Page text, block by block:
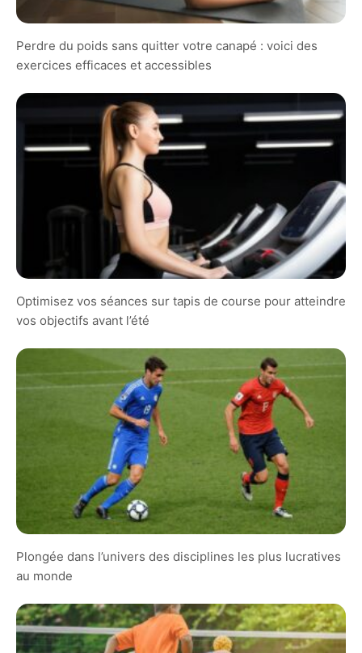
Perdre du poids sans quitter votre canapé : voici des
exercices efficaces et accessibles
Optimisez vos séances sur tapis de course pour atteindre
vos objectifs avant l’été
Plongée dans l’univers des disciplines les plus lucratives
au monde